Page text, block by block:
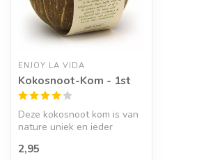
ENJOY LA VIDA
Kokosnoot-Kom - 1st
Deze kokosnoot kom is van
nature uniek en ieder
anders.
2,95